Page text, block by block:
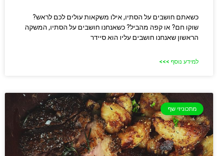
כשאתם חושבים על הסתיו, אילו משקאות עולים לכם לראש?
שוקו חם? או קפה מהביל? כשאנחנו חושבים על הסתיו, המשקה
הראשון שאנחנו חושבים עליו הוא סיידר
למידע נוסף >>>
מתכוניזי שף